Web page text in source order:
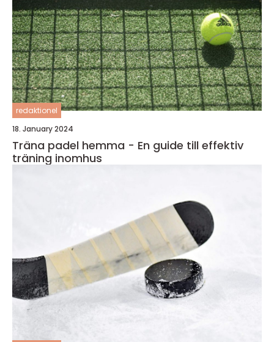
redaktionel
18. January 2024
Träna padel hemma - En guide till effektiv
träning inomhus